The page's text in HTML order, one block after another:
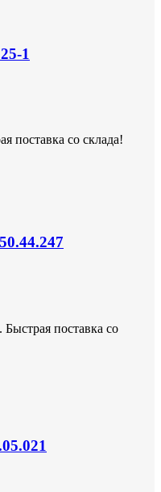
1
поставка со склада!
поставка со